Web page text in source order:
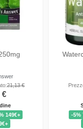
HCl Hydrochloric
Swanson
consigliato:
Sconti ordine
79€+
-10% 249€+